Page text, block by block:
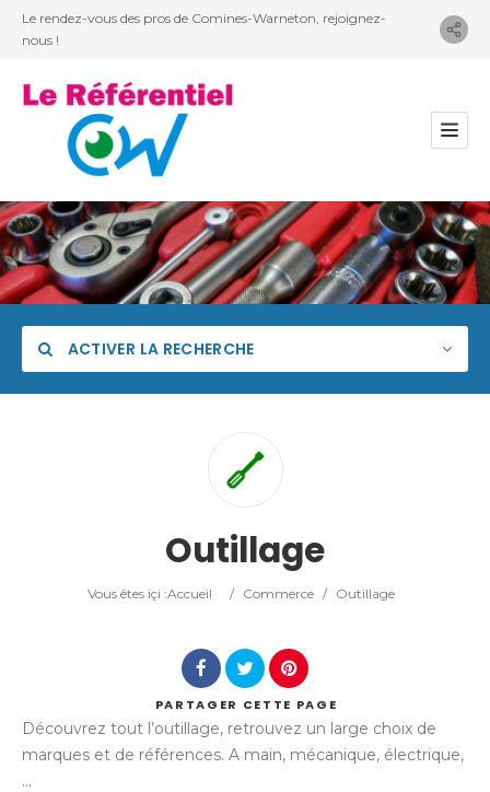
Le rendez-vous des pros de Comines-Warneton, rejoignez-
nous !
ACTIVER LA RECHERCHE
Rechercher
Outillage
Vous êtes içi :Accueil / Commerce / Outillage
PARTAGER CETTE PAGE
Découvrez tout l’outillage, retrouvez un large choix de
marques et de références. A main, mécanique, électrique,
...